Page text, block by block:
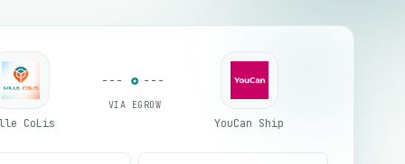
CoLis
VIA EGROW
YouCan Ship